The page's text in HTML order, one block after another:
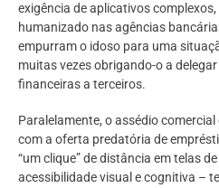
exigência de aplicativos
humanizado nas agências
empurram o idoso para uma
muitas vezes obrigando-o a
financeiras a terceiros.
Paralelamente, o assédio
com a oferta predatória de
“um clique” de distância em telas
acessibilidade visual e cognitiva –